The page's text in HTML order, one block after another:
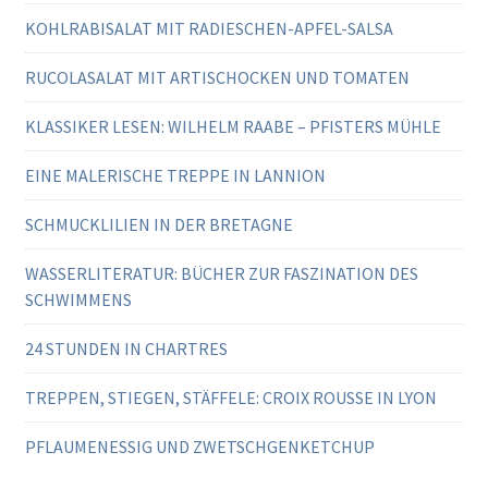
KOHLRABISALAT MIT RADIESCHEN-APFEL-SALSA
RUCOLASALAT MIT ARTISCHOCKEN UND TOMATEN
KLASSIKER LESEN: WILHELM RAABE – PFISTERS MÜHLE
EINE MALERISCHE TREPPE IN LANNION
SCHMUCKLILIEN IN DER BRETAGNE
WASSERLITERATUR: BÜCHER ZUR FASZINATION DES
SCHWIMMENS
24 STUNDEN IN CHARTRES
TREPPEN, STIEGEN, STÄFFELE: CROIX ROUSSE IN LYON
PFLAUMENESSIG UND ZWETSCHGENKETCHUP